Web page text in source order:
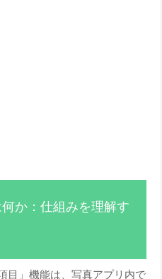
何か：仕組みを理解す
目」機能は、写真アプリ内で